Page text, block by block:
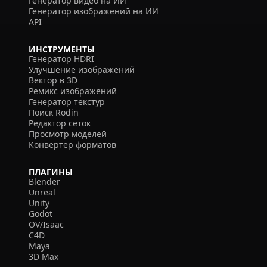
Генератор изображений на ИИ
API
ИНСТРУМЕНТЫ
Генератор HDRI
Улучшение изображений
Вектор в 3D
Ремикс изображений
Генератор текстур
Поиск Rodin
Редактор сеток
Просмотр моделей
Конвертер форматов
ПЛАГИНЫ
Blender
Unreal
Unity
Godot
OV/Isaac
C4D
Maya
3D Max